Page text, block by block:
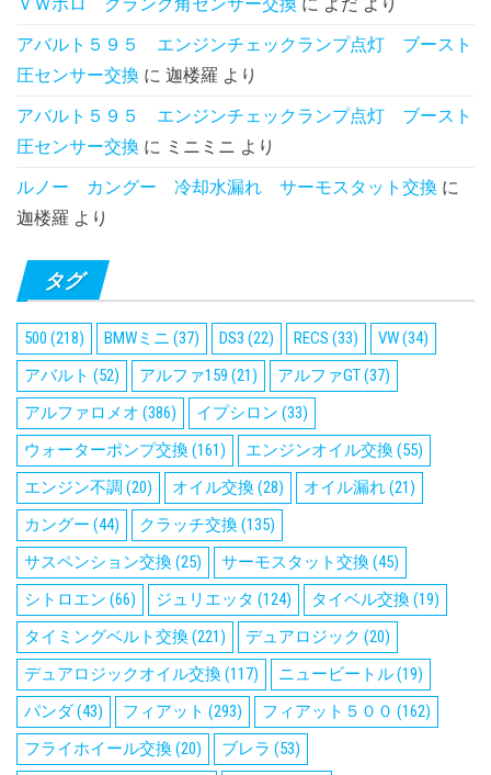
アバルト５９５ エンジンチェックランプ点灯 ブースト
圧センサー交換 に 迦楼羅 より
アバルト５９５ エンジンチェックランプ点灯 ブースト
圧センサー交換 に ミニミニ より
ルノー カングー 冷却水漏れ サーモスタット交換 に
迦楼羅 より
タグ
500 (218) BMWミニ (37) DS3 (22) RECS (33) VW(34)
アバルト (52) アルファ159 (21) アルファGT(37)
アルファロメオ (386) イプシロン (33)
ウォーターポンプ交換(161) エンジンオイル交換(55)
エンジン不調 (20) オイル交換(28) オイル漏れ(21)
カングー (44) クラッチ交換(135)
サスペンション交換(25) サーモスタット交換(45)
シトロエン (66) ジュリエッタ (124) タイベル交換(19)
タイミングベルト交換(221) デュアロジック (20)
デュアロジックオイル交換(117) ニュービートル(19)
パンダ(43) フィアット (293) フィアット５００ (162)
フライホイール交換(20) ブレラ (53)